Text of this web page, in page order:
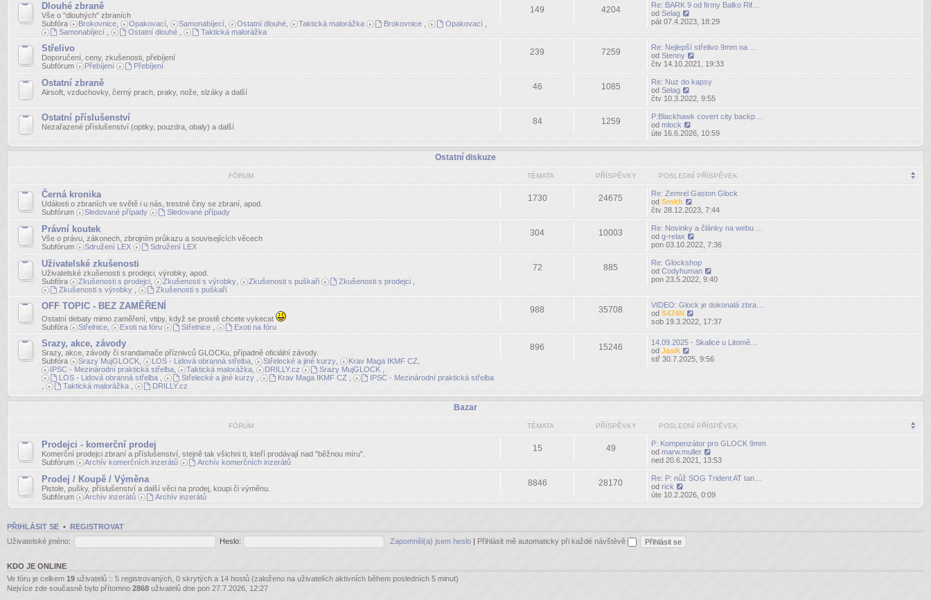
Dlouhé zbraně
Vše o "dlouhých" zbraních
Subfóra
Brokovnice Opakovací Samonabíjecí Ostatní dlouhé Taktická malorážka Brokovnice, Opakovací,
Samonabíjecí, Ostatní dlouhé, Taktická malorážka
149 4204
Re: BARK 9 od firmy Balko Rif…
odSelag
Zobrazit
příspěvek
pát 07.4.2023, 18:29
Střelivo
Doporučení, ceny, zkušenosti, přebíjení
Subfórum
Přebíjení Přebíjení
239 7259
Re: Nejlepší střelivo 9mm na …
odStenny
Zobrazit
poslední
příspěvek
čtv 14.10.2021, 19:33
Ostatní zbraně
Airsoft, vzduchovky, černý prach, praky, nože, slzáky a další
46 1085
Re: Nuz do kapsy
odSelag
Zobrazit
poslední
příspěvek
čtv 10.3.2022, 9:55
Ostatní příslušenství
Nezařazené příslušenství (optiky, pouzdra, obaly) a další
84 1259
P:Blackhawk covert city backp…
odmlock
Zobrazit
příspěvek
úte 16.6.2026, 10:59
Ostatní diskuze
FÓRUM TÉMATA PŘÍSPĚVKY POSLEDNÍ PŘÍSPĚVEK
Černá kronika
Události o zbraních ve světě i u nás, trestné činy se zbraní, apod.
Subfórum
Sledované případy Sledované případy
1730 24675
Re: Zemrel Gaston Glock
odSmith
Zobrazit
poslední
příspěvek
čtv 28.12.2023, 7:44
Právní koutek
Vše o právu, zákonech, zbrojním průkazu a souvisejících věcech
Subfórum
Sdružení LEX Sdružení LEX
304 10003
Re: Novinky a články na webu …
odg-relax
Zobrazit
poslední
příspěvek
pon 03.10.2022, 7:36
Uživatelské zkušenosti
Uživatelské zkušenosti s prodejci, výrobky, apod.
Subfóra
Zkušenosti s prodejci Zkušenosti s výrobky Zkušenosti s puškaři Zkušenosti s prodejci,
Zkušenosti s výrobky, Zkušenosti s puškaři
72 885
Re: Glockshop
odCodyhuman
Zobrazit
příspěvek
pon 23.5.2022, 9:40
OFF TOPIC - BEZ ZAMĚŘENÍ
Ostatní debaty mimo zaměření, vtipy, když se prostě chcete vykecat
Subfóra
Střelnice Exoti na fóru Střelnice, Exoti na fóru
988 35708
VIDEO: Glock je dokonalá zbra…
odS474N
Zobrazit
sob 19.3.2022, 17:37
Srazy, akce, závody
Srazy, akce, závody či srandamače příznivců GLOCKu, případně oficiální závody.
Subfóra
Srazy MujGLOCK LOS - Lidová obranná střelba Střelecké a jiné kurzy Krav Maga IKMF CZ
IPSC - Mezinárodní praktická střelba
Taktická malorážka DRILLY.cz Srazy MujGLOCK,
LOS - Lidová obranná střelba, Střelecké a jiné kurzy, Krav Maga IKMF CZ
IPSC - Mezinárodní praktická střelba
Taktická malorážka, DRILLY.cz
896 15246
14.09.2025 - Skalice u Litomě…
odJasik
Zobrazit
stř 30.7.2025, 9:56
Bazar
FÓRUM TÉMATA PŘÍSPĚVKY POSLEDNÍ PŘÍSPĚVEK
Prodejci - komerční prodej
Komerční prodejci zbraní a příslušenství, stejně tak všichni ti, kteří prodávají nad "běžnou míru".
Subfórum
Archív komerčních inzerátů Archív komerčních inzerátů
15 49
P: Kompenzátor pro GLOCK 9mm
odmarw.muller
Zobrazit
poslední
příspěvek
ned 20.6.2021, 13:53
Prodej / Koupě / Výměna
Pistole, pušky, příslušenství a další věci na prodej, koupi či výměnu.
Subfórum
Archív inzerátů Archív inzerátů
8846 28170
Re: P: nůž SOG Trident AT tan…
odrick
Zobrazit
příspěvek
úte 10.2.2026, 0:09
PŘIHLÁSIT SE • REGISTROVAT
Uživatelské jméno:
Heslo: Zapomněl(a) jsem heslo | Přihlásit mě automaticky při každé návštěvě
KDO JE ONLINE
Ve fóru je celkem 19 uživatelů :: 5 registrovaných, 0 skrytých a 14 hostů (založeno na uživatelích aktivních během posledních 5 minut)
Nejvíce zde současně bylo přítomno 2868 uživatelů dne pon 27.7.2026, 12:27